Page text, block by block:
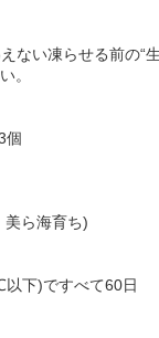
ない凍らせる前の“
。
個
ら海育ち)
下)ですべて60日